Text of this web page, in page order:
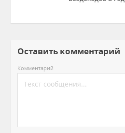
Оставить комментарий
Комментарий